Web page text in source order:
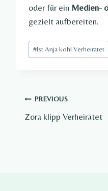
oder für ein Medien-
gezielt aufbereiten.
Post
Tags:
#Ist Anja kohl Verheiratet​
Post
navigation
PREVIOUS
Zora klipp Verheiratet​